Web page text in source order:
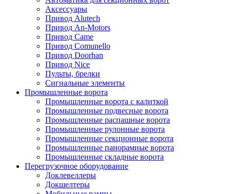
Аксессуары
Привод Alutech
Привод An-Motors
Привод Came
Привод Comunello
Привод Doorhan
Привод Nice
Пульты, брелки
Сигнальные элементы
Промышленные ворота
Промышленные ворота с калиткой
Промышленные подвесные ворота
Промышленные распашные ворота
Промышленные рулонные ворота
Промышленные секционные ворота
Промышленные панорамные ворота
Промышленные складные ворота
Перегрузочное оборудование
Доклевеллеры
Докшелтеры